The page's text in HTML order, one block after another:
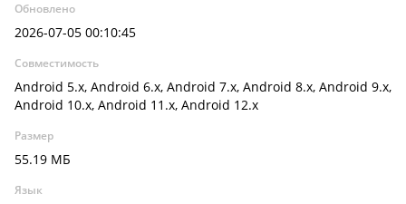
Обновлено
2026-07-05 00:10:45
Совместимость
Android 5.x, Android 6.x, Android 7.x, Android 8.x, Android 9.x,
Android 10.x, Android 11.x, Android 12.x
Размер
55.19 МБ
Язык